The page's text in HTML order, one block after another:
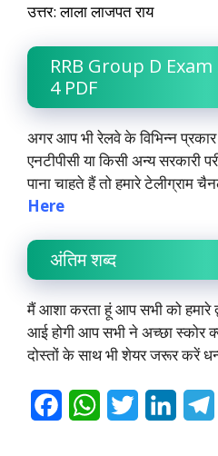
उत्तर: लाला लाजपत राय
RRB Group D
4 PDF
अगर आप भी रेलवे के विभिन्न
एनटीपीसी या किसी अन्य सरकारी
पाना चाहते हैं तो हमारे टेलीग्राम
Here
अंतिम शब्द
मैं आशा करता हूं आप सभी को हमारे
आई होगी आप सभी ने अच्छा स्कोर
दोस्तों के साथ भी शेयर जरूर करें
W